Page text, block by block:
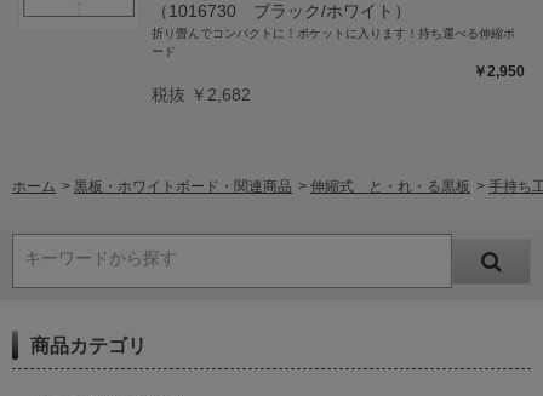
（1016730 ブラック/ホワイト）
折り畳んでコンパクトに！ポケットに入ります！持ち運べる伸縮ボ
ード
￥2,950
税抜 ￥2,682
ホーム > 黒板・ホワイトボード・関連商品 > 伸縮式 と・れ・る黒板 > 手持ち
キーワードから探す
商品カテゴリ